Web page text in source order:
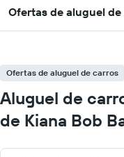
Ofertas de aluguel de
Ofertas de aluguel de carros
Aluguel de
de Kiana Bob